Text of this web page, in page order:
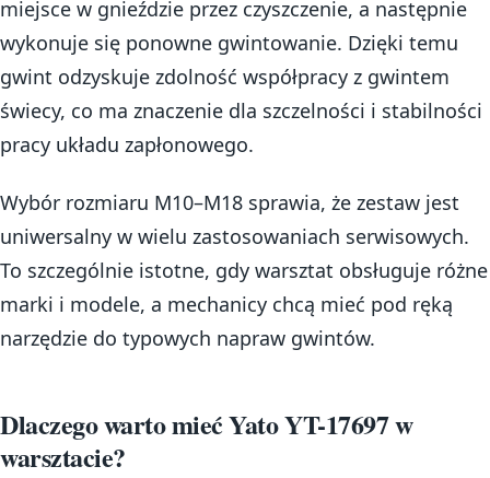
miejsce w gnieździe przez czyszczenie, a następnie
wykonuje się ponowne gwintowanie. Dzięki temu
gwint odzyskuje zdolność współpracy z gwintem
świecy, co ma znaczenie dla szczelności i stabilności
pracy układu zapłonowego.
Wybór rozmiaru M10–M18 sprawia, że zestaw jest
uniwersalny w wielu zastosowaniach serwisowych.
To szczególnie istotne, gdy warsztat obsługuje różne
marki i modele, a mechanicy chcą mieć pod ręką
narzędzie do typowych napraw gwintów.
Dlaczego warto mieć Yato YT-17697 w
warsztacie?